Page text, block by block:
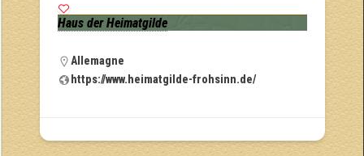
Haus der Heimatgilde
Allemagne
https://www.heimatgilde-frohsinn.de/